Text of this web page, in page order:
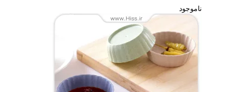
ناموجود